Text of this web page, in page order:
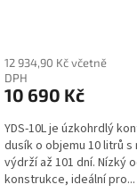
12 934,90 Kč včetně
DPH
10 690 Kč
YDS-10L je úzkohrdlý
dusík o objemu 10 litrů s
výdrží až 101 dní. Nízký
konstrukce, ideální pro...